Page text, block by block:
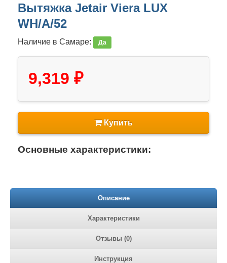
Вытяжка Jetair Viera LUX
WH/A/52
Наличие в Самаре: Да
9,319 ₽
Купить
Основные характеристики:
Описание
Характеристики
Отзывы (0)
Инструкция